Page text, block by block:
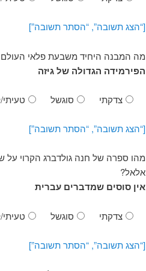
[“הצג תשובה”, “הסתר תשובה”]
מה המבנה היחיד משבעת פלאי העולם
הפירמידה הגדולה של גיזה
צדקתי סוגשל
[“הצג תשובה”, “הסתר תשובה”]
מהו ספרה של חנה גולדברג הקרוי על
אלאל?
אין סוסים שמדברים עברית
צדקתי סוגשל
[“הצג תשובה”, “הסתר תשובה”]